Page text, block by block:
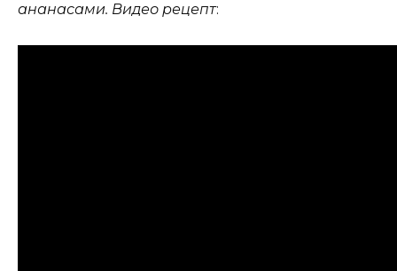
ананасами. Видео рецепт: